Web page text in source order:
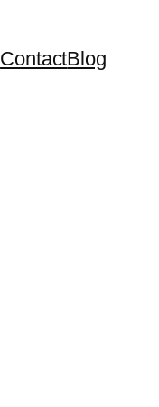
ContactBlog